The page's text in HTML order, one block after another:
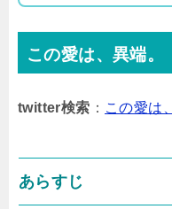
この愛は、異端
twitter検索 ： この愛は
あらすじ